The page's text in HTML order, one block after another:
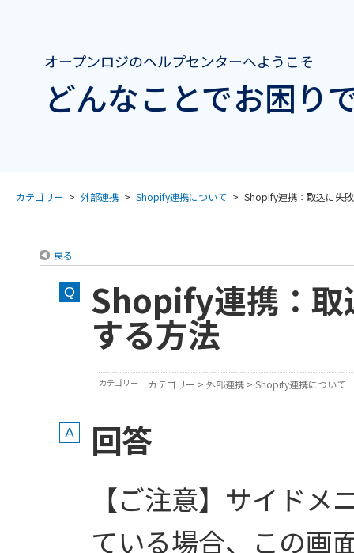
オープンロジのヘルプセンターへようこそ
どんなことでお困り
カテゴリー > 外部連携 > Shopify連携について > Shopify連携：取込に失
戻る
Shopify連携：取
する方法
カテゴリー : カテゴリー > 外部連携 > Shopify連携について
回答
【ご注意】サイド
ている場合、この画